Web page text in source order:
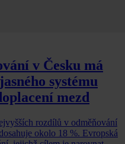
v Česku má
systému
mezd
rozdílů v odměňování
okolo 18 %. Evropská